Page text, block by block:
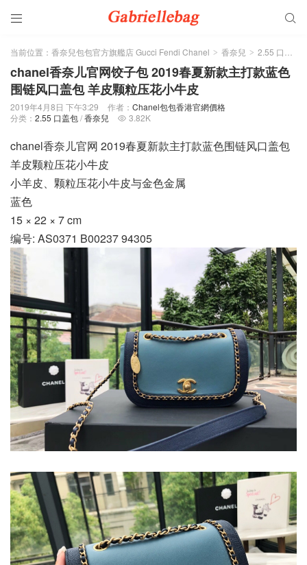
 
当前位置： 香奈兒包包官方旗艦店 Gucci Fendi Chanel > 香奈兒 > 2.55 口盖包
chanel香奈儿官网饺子包 2019春夏新款主打款蓝色
围链风口盖包 羊皮颗粒压花小牛皮
2019年4月8日 下午3:29 作者： Chanel包包香港官網價格
分类： 2.55 口盖包/香奈兒  3.82K
chanel香奈儿官网 2019春夏新款主打款蓝色围链风口盖包
羊皮颗粒压花小牛皮
小羊皮、颗粒压花小牛皮与金色金属
蓝色
15 × 22 × 7 cm
编号: AS0371 B00237 94305